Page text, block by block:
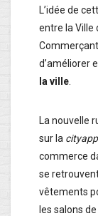
L’idée de
entre la Ville
d’améliorer
la ville
La nouvelle
sur la cityapp
commerce
se
vêtements
les salons